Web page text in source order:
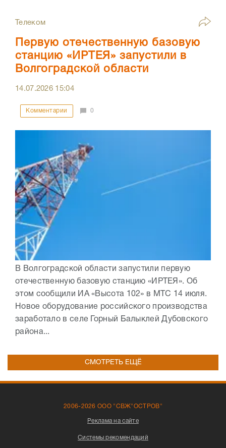
Телеком
Первую отечественную базовую
станцию «ИРТЕЯ» запустили в
Волгоградской области
14.07.2026 15:04
Комментарии 0
В Волгоградской области запустили первую
отечественную базовую станцию «ИРТЕЯ». Об
этом сообщили ИА «Высота 102» в МТС 14 июля.
Новое оборудование российского производства
заработало в селе Горный Балыклей Дубовского
района...
СМОТРЕТЬ ЕЩЁ
2006-2026 ООО "СВЖ"ОСТРОВ"
Реклама на сайте
Системы рекомендаций